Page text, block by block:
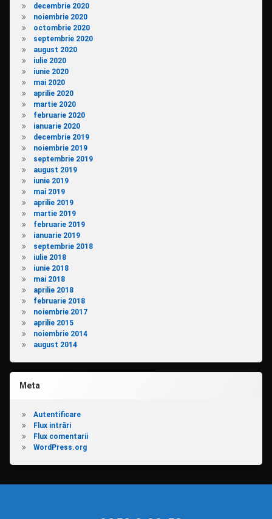
decembrie 2020
noiembrie 2020
octombrie 2020
septembrie 2020
august 2020
iulie 2020
iunie 2020
mai 2020
aprilie 2020
martie 2020
februarie 2020
ianuarie 2020
decembrie 2019
noiembrie 2019
septembrie 2019
august 2019
iunie 2019
mai 2019
aprilie 2019
martie 2019
februarie 2019
ianuarie 2019
septembrie 2018
iulie 2018
iunie 2018
mai 2018
aprilie 2018
februarie 2018
noiembrie 2017
aprilie 2015
noiembrie 2014
august 2014
Meta
Autentificare
Flux intrări
Flux comentarii
WordPress.org